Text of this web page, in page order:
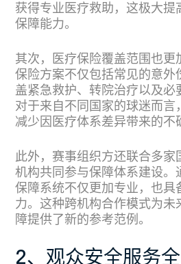
获得专业医疗救助，这极大提
保障能力。
其次，医疗保险覆盖范围也更
保险方案不仅包括常见的意外
盖紧急救护、转院治疗以及必
对于来自不同国家的球迷而言
减少因医疗体系差异带来的不
此外，赛事组织方还联合多家
机构共同参与保障体系建设。
保障系统不仅更加专业，也具
力。这种跨机构合作模式为未
障提供了新的参考范例。
2、观众安全服务